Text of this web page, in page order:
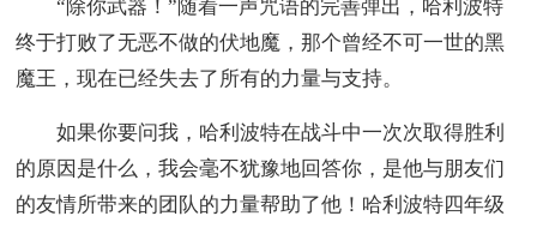
“除你武器！”随着一声咒语的完善弹出，哈利波特
终于打败了无恶不做的伏地魔，那个曾经不可一世的黑
魔王，现在已经失去了所有的力量与支持。
如果你要问我，哈利波特在战斗中一次次取得胜利
的原因是什么，我会毫不犹豫地回答你，是他与朋友们
的友情所带来的团队的力量帮助了他！哈利波特四年级